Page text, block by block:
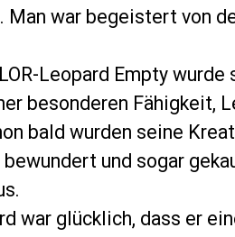
Man war begeistert von
Leopard Empty
besonderen Fähigkeit,
bald wurden seine
und sogar
war glücklich, dass er